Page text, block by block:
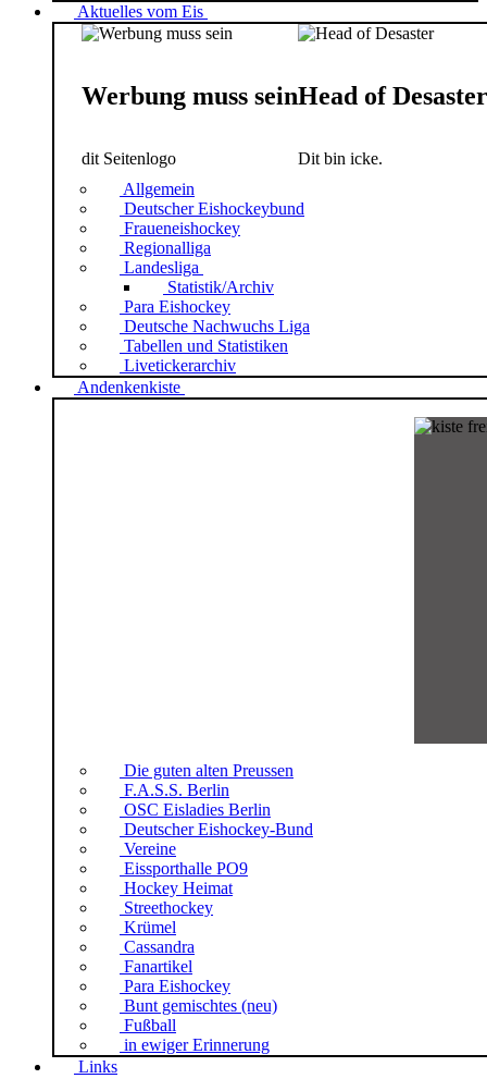
Aktuelles vom Eis
Werbung muss sein
dit Seitenlogo
Head of Desaster
Dit bin icke.
Allgemein
Deutscher Eishockeybund
Fraueneishockey
Regionalliga
Landesliga
Statistik/Archiv
Para Eishockey
Deutsche Nachwuchs Liga
Tabellen und Statistiken
Livetickerarchiv
Andenkenkiste
Die guten alten Preussen
F.A.S.S. Berlin
OSC Eisladies Berlin
Deutscher Eishockey-Bund
Vereine
Eissporthalle PO9
Hockey Heimat
Streethockey
Krümel
Cassandra
Fanartikel
Para Eishockey
Bunt gemischtes (neu)
Fußball
in ewiger Erinnerung
Links